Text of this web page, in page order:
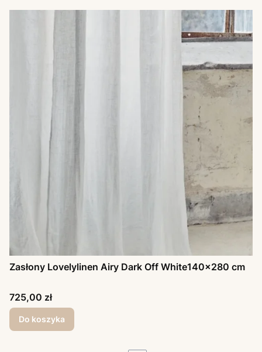
Zasłony Lovelylinen Airy Dark Off White140x280 cm
Cena
725,00 zł
Do koszyka